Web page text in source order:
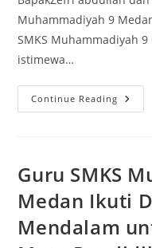
Muhammadiyah 9
SMKS Muhammadiyah
istimewa…
Continue Reading
IDC
SMKS
Dan
Guru SMKS
Medan Ikuti
Mendalam